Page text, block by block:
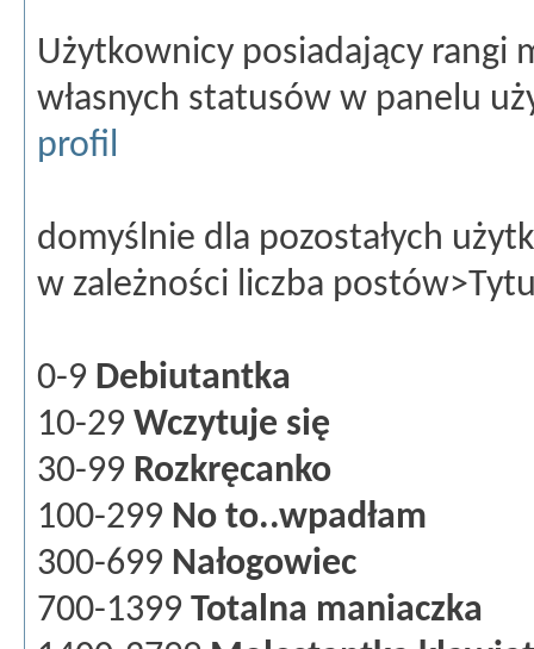
Użytkownicy posiadający rangi
własnych statusów w panelu
profil
domyślnie dla pozostałych
w zależności liczba
0-9 Debiutantka
10-29 Wczytuje się
30-99 Rozkręcanko
100-299 No to..wpadłam
300-699 Nałogowiec
700-1399 Totalna maniaczka